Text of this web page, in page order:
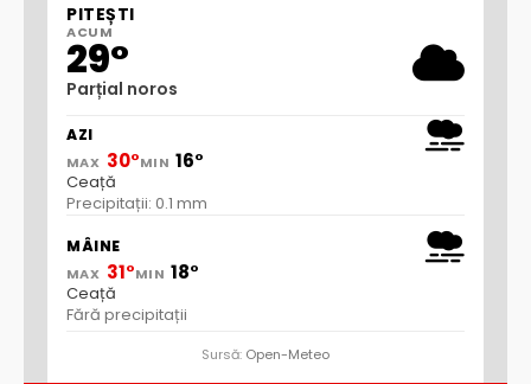
PITEȘTI
ACUM
29°
Parțial noros
AZI
MAX 30°MIN 16°
Ceață
Precipitații: 0.1 mm
MÂINE
MAX 31°MIN 18°
Ceață
Fără precipitații
Sursă: Open-Meteo